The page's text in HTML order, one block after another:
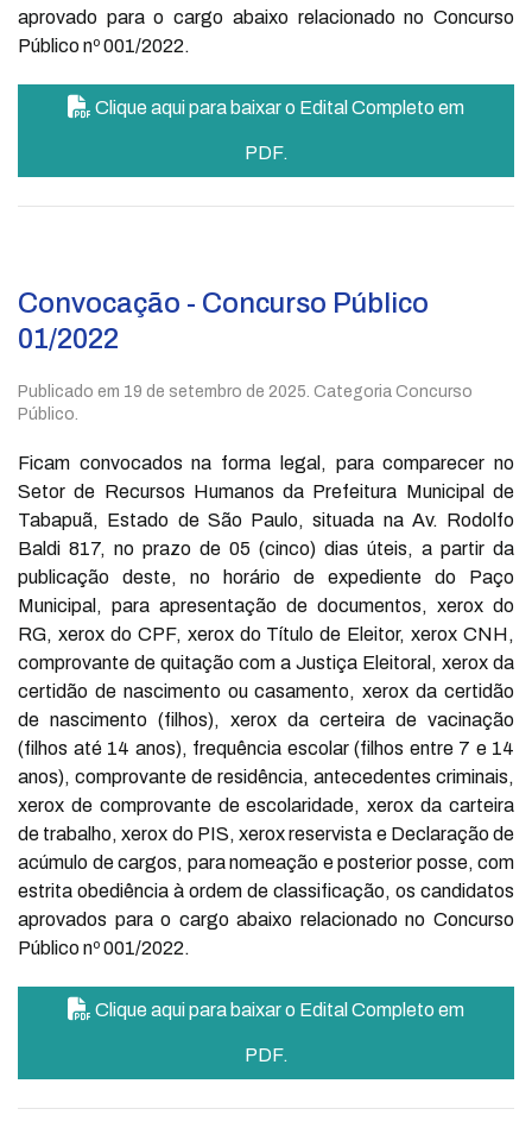
aprovado para o cargo abaixo relacionado no Concurso
Público nº 001/2022.
Clique aqui para baixar o Edital Completo em
PDF.
Convocação - Concurso Público
01/2022
Publicado em 19 de setembro de 2025 . Categoria Concurso
Público.
Ficam convocados na forma legal, para comparecer no
Setor de Recursos Humanos da Prefeitura Municipal de
Tabapuã, Estado de São Paulo, situada na Av. Rodolfo
Baldi 817, no prazo de 05 (cinco) dias úteis, a partir da
publicação deste, no horário de expediente do Paço
Municipal, para apresentação de documentos, xerox do
RG, xerox do CPF, xerox do Título de Eleitor, xerox CNH,
comprovante de quitação com a Justiça Eleitoral, xerox da
certidão de nascimento ou casamento, xerox da certidão
de nascimento (filhos), xerox da certeira de vacinação
(filhos até 14 anos), frequência escolar (filhos entre 7 e 14
anos), comprovante de residência, antecedentes criminais,
xerox de comprovante de escolaridade, xerox da carteira
de trabalho, xerox do PIS, xerox reservista e Declaração de
acúmulo de cargos, para nomeação e posterior posse, com
estrita obediência à ordem de classificação, os candidatos
aprovados para o cargo abaixo relacionado no Concurso
Público nº 001/2022.
Clique aqui para baixar o Edital Completo em
PDF.